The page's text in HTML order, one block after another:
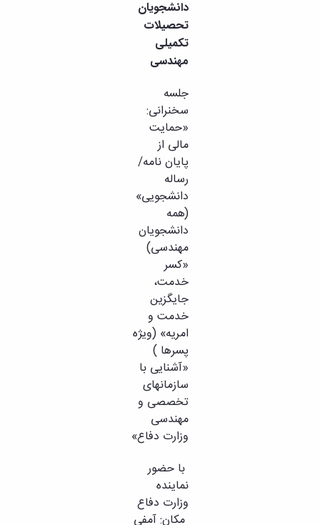
دانشجویان
تحصیلات
تکمیلی
مهندسی
جلسه
سخنرانی:
«حمایت
مالی از
پایان نامه/
رساله
دانشجویی»
(همه
دانشجویان
مهندسی)
«کسر
خدمت،
جایگزین
خدمت و
امریه» (ویژه
پسرها )
«آشنایی با
سازمانهای
تخصصی و
مهندسی
وزارت دفاع»
با حضور
نماینده
وزارت دفاع
مکان: آمفی